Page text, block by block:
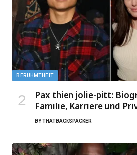
BERUHMTHEIT
Pax thien jolie-pitt:
Familie, Karriere und
BYTHATBACKSPACKER